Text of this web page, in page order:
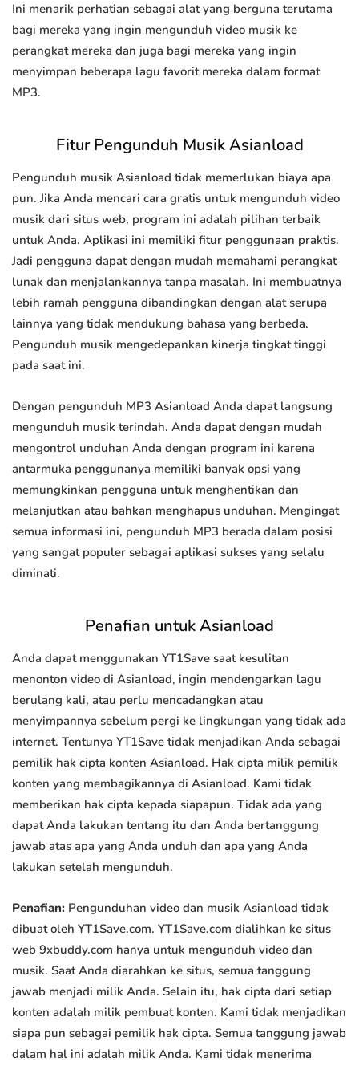
Ini menarik perhatian sebagai alat yang berguna terutama
bagi mereka yang ingin mengunduh video musik ke
perangkat mereka dan juga bagi mereka yang ingin
menyimpan beberapa lagu favorit mereka dalam format
MP3.
Fitur Pengunduh Musik Asianload
Pengunduh musik Asianload tidak memerlukan biaya apa
pun. Jika Anda mencari cara gratis untuk mengunduh video
musik dari situs web, program ini adalah pilihan terbaik
untuk Anda. Aplikasi ini memiliki fitur penggunaan praktis.
Jadi pengguna dapat dengan mudah memahami perangkat
lunak dan menjalankannya tanpa masalah. Ini membuatnya
lebih ramah pengguna dibandingkan dengan alat serupa
lainnya yang tidak mendukung bahasa yang berbeda.
Pengunduh musik mengedepankan kinerja tingkat tinggi
pada saat ini.
Dengan pengunduh MP3 Asianload Anda dapat langsung
mengunduh musik terindah. Anda dapat dengan mudah
mengontrol unduhan Anda dengan program ini karena
antarmuka penggunanya memiliki banyak opsi yang
memungkinkan pengguna untuk menghentikan dan
melanjutkan atau bahkan menghapus unduhan. Mengingat
semua informasi ini, pengunduh MP3 berada dalam posisi
yang sangat populer sebagai aplikasi sukses yang selalu
diminati.
Penafian untuk Asianload
Anda dapat menggunakan YT1Save saat kesulitan
menonton video di Asianload, ingin mendengarkan lagu
berulang kali, atau perlu mencadangkan atau
menyimpannya sebelum pergi ke lingkungan yang tidak ada
internet. Tentunya YT1Save tidak menjadikan Anda sebagai
pemilik hak cipta konten Asianload. Hak cipta milik pemilik
konten yang membagikannya di Asianload. Kami tidak
memberikan hak cipta kepada siapapun. Tidak ada yang
dapat Anda lakukan tentang itu dan Anda bertanggung
jawab atas apa yang Anda unduh dan apa yang Anda
lakukan setelah mengunduh.
Penafian: Pengunduhan video dan musik Asianload tidak
dibuat oleh YT1Save.com. YT1Save.com dialihkan ke situs
web 9xbuddy.com hanya untuk mengunduh video dan
musik. Saat Anda diarahkan ke situs, semua tanggung
jawab menjadi milik Anda. Selain itu, hak cipta dari setiap
konten adalah milik pembuat konten. Kami tidak menjadikan
siapa pun sebagai pemilik hak cipta. Semua tanggung jawab
dalam hal ini adalah milik Anda. Kami tidak menerima